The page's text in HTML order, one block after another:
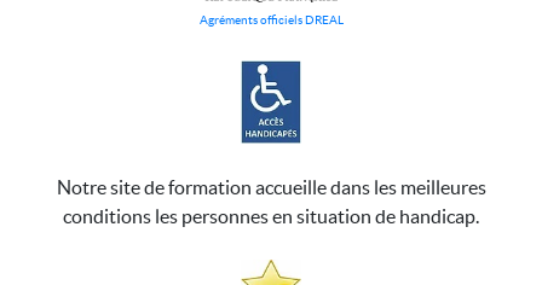
Agréments officiels DREAL
Notre site de formation accueille dans les meilleures
conditions les personnes en situation de handicap.